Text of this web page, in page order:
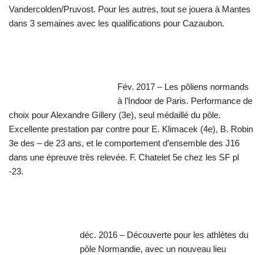
Vandercolden/Pruvost. Pour les autres, tout se jouera à Mantes
dans 3 semaines avec les qualifications pour Cazaubon.
Fév. 2017 – Les pôliens normands
à l’Indoor de Paris. Performance de
choix pour Alexandre Gillery (3e), seul médaillé du pôle.
Excellente prestation par contre pour E. Klimacek (4e), B. Robin
3e des – de 23 ans, et le comportement d’ensemble des J16
dans une épreuve très relevée. F. Chatelet 5e chez les SF pl
-23.
déc. 2016 – Découverte pour les athlètes du
pôle Normandie, avec un nouveau lieu